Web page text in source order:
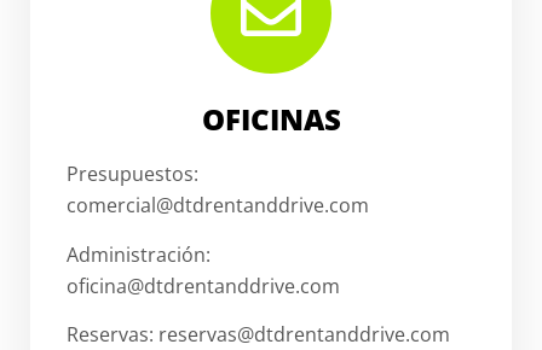
OFICINAS
Presupuestos:
comercial@dtdrentanddrive.com
Administración:
oficina@dtdrentanddrive.com
Reservas: reservas@dtdrentanddrive.com